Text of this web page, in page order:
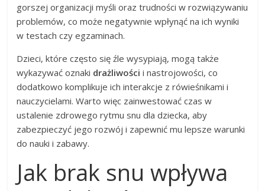
gorszej organizacji myśli oraz trudności w rozwiązywaniu
problemów, co może negatywnie wpłynąć na ich wyniki
w testach czy egzaminach.
Dzieci, które często się źle wysypiają, mogą także
wykazywać oznaki drażliwości i nastrojowości, co
dodatkowo komplikuje ich interakcje z rówieśnikami i
nauczycielami. Warto więc zainwestować czas w
ustalenie zdrowego rytmu snu dla dziecka, aby
zabezpieczyć jego rozwój i zapewnić mu lepsze warunki
do nauki i zabawy.
Jak brak snu wpływa